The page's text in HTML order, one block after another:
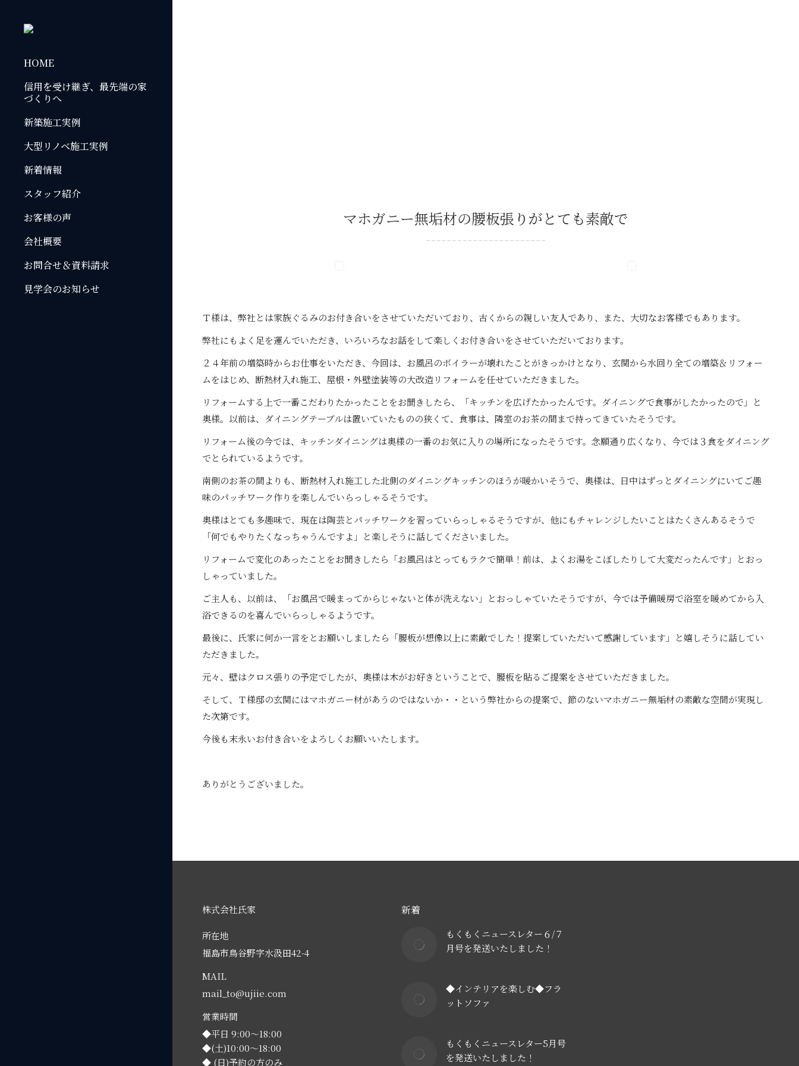
HOME
信用を受け継ぎ、最先端の家
づくりへ
新築施工実例
大型リノベ施工実例
新着情報
スタッフ紹介
お客様の声
会社概要
お問合せ＆資料請求
見学会のお知らせ
マホガニー無垢材の腰板張りがとても素敵で
Ｔ様は、弊社とは家族ぐるみのお付き合いをさせていただいており、古くからの親しい友人であり、また、大切なお客様でもあります。
弊社にもよく足を運んでいただき、いろいろなお話をして楽しくお付き合いをさせていただいております。
２４年前の増築時からお仕事をいただき、今回は、お風呂のボイラーが壊れたことがきっかけとなり、玄関から水回り全ての増築＆リフォー
ムをはじめ、断熱材入れ施工、屋根・外壁塗装等の大改造リフォームを任せていただきました。
リフォームする上で一番こだわりたかったことをお聞きしたら、「キッチンを広げたかったんです。ダイニングで食事がしたかったので」と
奥様。以前は、ダイニングテーブルは置いていたものの狭くて、食事は、隣室のお茶の間まで持ってきていたそうです。
リフォーム後の今では、キッチンダイニングは奥様の一番のお気に入りの場所になったそうです。念願通り広くなり、今では３食をダイニング
でとられているようです。
南側のお茶の間よりも、断熱材入れ施工した北側のダイニングキッチンのほうが暖かいそうで、奥様は、日中はずっとダイニングにいてご趣
味のパッチワーク作りを楽しんでいらっしゃるそうです。
奥様はとても多趣味で、現在は陶芸とパッチワークを習っていらっしゃるそうですが、他にもチャレンジしたいことはたくさんあるそうで
「何でもやりたくなっちゃうんですよ」と楽しそうに話してくださいました。
リフォームで変化のあったことをお聞きしたら「お風呂はとってもラクで簡単！前は、よくお湯をこぼしたりして大変だったんです」とおっ
しゃっていました。
ご主人も、以前は、「お風呂で暖まってからじゃないと体が洗えない」とおっしゃていたそうですが、今では予備暖房で浴室を暖めてから入
浴できるのを喜んでいらっしゃるようです。
最後に、氏家に何か一言をとお願いしましたら「腰板が想像以上に素敵でした！提案していただいて感謝しています」と嬉しそうに話してい
ただきました。
元々、壁はクロス張りの予定でしたが、奥様は木がお好きということで、腰板を貼るご提案をさせていただきました。
そして、Ｔ様邸の玄関にはマホガニー材があうのではないか・・という弊社からの提案で、節のないマホガニー無垢材の素敵な空間が実現し
た次第です。
今後も末永いお付き合いをよろしくお願いいたします。
ありがとうございました。
株式会社氏家
所在地
福島市鳥谷野字水汲田42-4
MAIL
mail_to@ujiie.com
営業時間
◆平日 9:00～18:00
◆(土)10:00～18:00
◆ (日)予約の方のみ
新着
もくもくニュースレター６/７
月号を発送いたしました！
◆インテリアを楽しむ◆フラ
ットソファ
もくもくニュースレター5月号
を発送いたしました！